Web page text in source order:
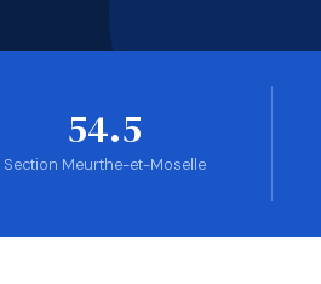
54.5
Section Meurthe-et-Moselle